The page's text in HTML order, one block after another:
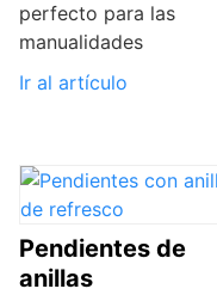
perfecto para las
manualidades
Ir al artículo
Pendientes de
anillas